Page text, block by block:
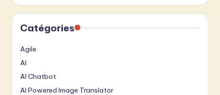
Catégories
Agile
AI
AI Chatbot
AI Powered Image Translator